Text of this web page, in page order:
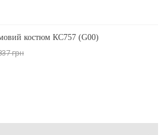
костюм КС757 (G00)
грн